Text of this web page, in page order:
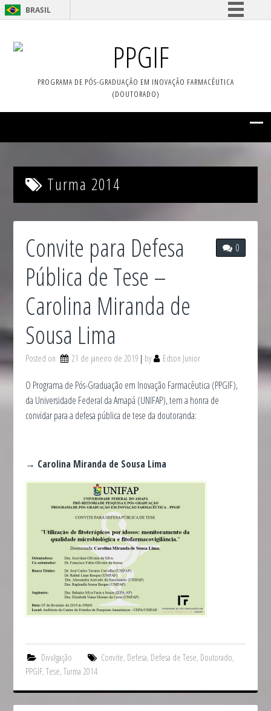
BRASIL
Comunica BR
Acesso à informação
PPGIF
PROGRAMA DE PÓS-GRADUAÇÃO EM INOVAÇÃO FARMACÊUTICA
(DOUTORADO)
Turma 2014
0
Convite para Defesa
Pública de Tese –
Carolina Miranda de
Sousa Lima
Posted on 21 de janeiro de 2019 by Edson Junior
O Programa de Pós-Graduação em Inovação Farmacêutica (PPGIF),
da Universidade Federal da Amapá (UNIFAP), tem a honra de
convidar para a defesa pública de tese da doutoranda:
→ Carolina Miranda de Sousa Lima
Divulgação Convite, Defesa, Defesa de Tese, Doutorado,
PPGIF,Tese,Turma 2014